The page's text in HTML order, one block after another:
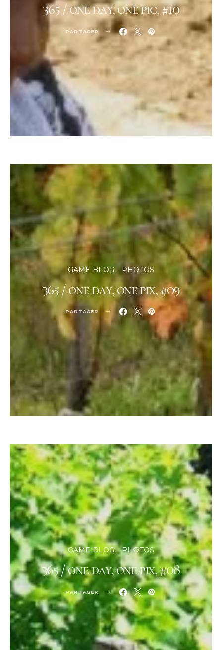
365 / one day, one pic, #10
PARTAGER
GAME BLOG PHOTOS
365 / one day, one pix, #09
PARTAGER
GAME BLOG PHOTOS
365 / one day, one pix, #08
PARTAGER